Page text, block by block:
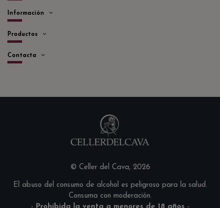
Información
Productos
Contacta
© Celler del Cava, 2026
El abuso del consumo de alcohol es peligroso para la salud.
Consuma con moderación.